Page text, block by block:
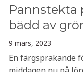
Pannstekta
bädd av
9 mars, 2023
En färgsprakande